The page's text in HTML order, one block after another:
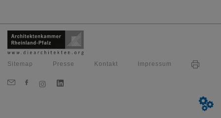
Sitemap Presse Kontakt Impressum